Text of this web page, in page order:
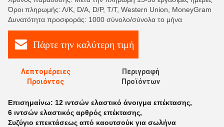
Όροι πληρωμής: Λ/Κ, D/A, D/P, T/T, Western Union, MoneyGram
Δυνατότητα προσφοράς: 1000 σύνολο/σύνολα το μήνα
Πάρτε την καλύτερη τιμή
Λεπτομέρειες
Προιόντος
Περιγραφή
Προϊόντων
Επισημαίνω: 12 ιντσών ελαστικό άνοιγμα επέκτασης,
6 ιντσών ελαστικός αρθρός επέκτασης,
Συζύγιο επεκτάσεως από καουτσούκ για σωλήνα